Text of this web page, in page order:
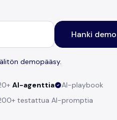
Hanki demo
demopääsy.
AI-agenttia
AI-playbook
testattua AI-promptia